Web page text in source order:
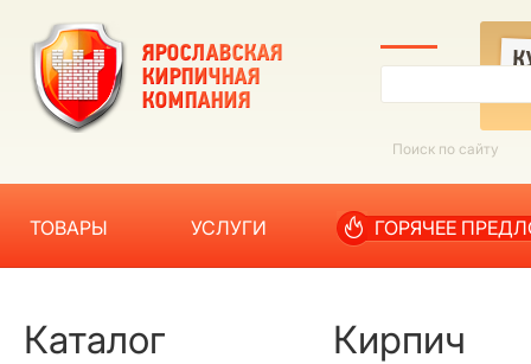
ТОВАРЫ УСЛУГИ ГОРЯЧЕЕ
Кирпич
Каталог